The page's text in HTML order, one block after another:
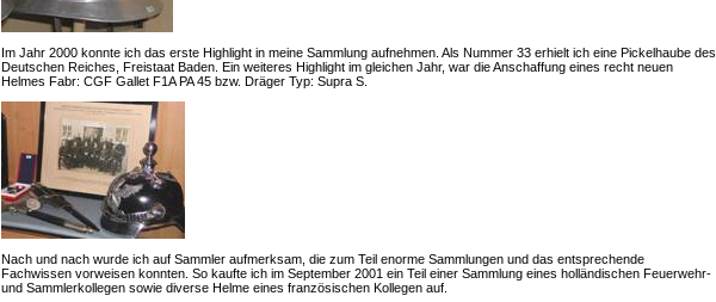
Im Jahr 2000 konnte ich das erste Highlight in meine Sammlung aufnehmen. Als Nummer 33 erhielt ich eine Pickelhaube des
Deutschen Reiches, Freistaat Baden. Ein weiteres Highlight im gleichen Jahr, war die Anschaffung eines recht neuen
Helmes Fabr: CGF Gallet F1A PA 45 bzw. Dräger Typ: Supra S.
Nach und nach wurde ich auf Sammler aufmerksam, die zum Teil enorme Sammlungen und das entsprechende
Fachwissen vorweisen konnten. So kaufte ich im September 2001 ein Teil einer Sammlung eines holländischen Feuerwehr-
und Sammlerkollegen sowie diverse Helme eines französischen Kollegen auf.